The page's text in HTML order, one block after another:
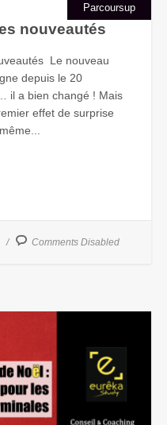
Parcoursup
nouveautés
Le nouveau
depuis le 20
il a bien changé ! Mais
effet de surprise
Comments Disabled